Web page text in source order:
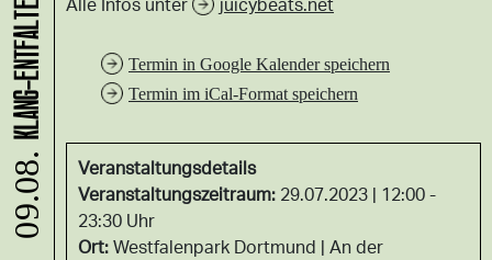
Termin in Google Kalender speichern
Termin im iCal-Format speichern
Veranstaltungsdetails
Veranstaltungszeitraum: 29.07.2023 | 12:00 -
23:30 Uhr
Ort:Westfalenpark Dortmund
An der
09.08.